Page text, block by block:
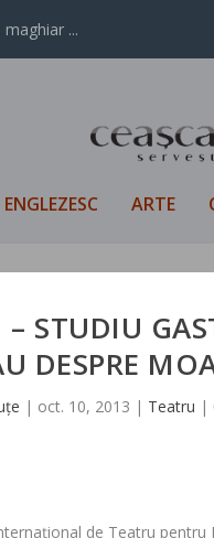
...
ARTE
– STUDIU
DESPRE
| oct. 10, 2013 | Teatru |
de Teatru pentru